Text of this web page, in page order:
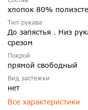
хлопок 80%
Тип рукава
До запястья . Низ
срезом
Покрой
прямой свободный
Вид застежки
нет
Все характеристики